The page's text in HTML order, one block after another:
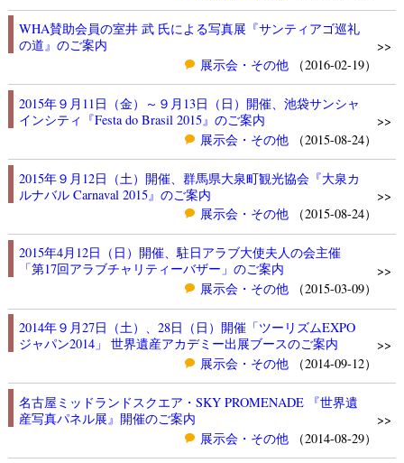
WHA賛助会員の室井 武 氏による写真展『サンティアゴ巡礼
の道』のご案内
展示会・その他
（2016-02-19）
>>
2015年９月11日（金）～９月13日（日）開催、池袋サンシャ
インシティ『Festa do Brasil 2015』のご案内
展示会・その他
（2015-08-24）
>>
2015年９月12日（土）開催、群馬県大泉町観光協会『大泉カ
ルナバル Carnaval 2015』のご案内
展示会・その他
（2015-08-24）
>>
2015年4月12日（日）開催、駐日アラブ大使夫人の会主催
「第17回アラブチャリティーバザー」のご案内
展示会・その他
（2015-03-09）
>>
2014年９月27日（土）、28日（日）開催「ツーリズムEXPO
ジャパン2014」 世界遺産アカデミー出展ブースのご案内
展示会・その他
（2014-09-12）
>>
名古屋ミッドランドスクエア・SKY PROMENADE 『世界遺
産写真パネル展』開催のご案内
展示会・その他
（2014-08-29）
>>